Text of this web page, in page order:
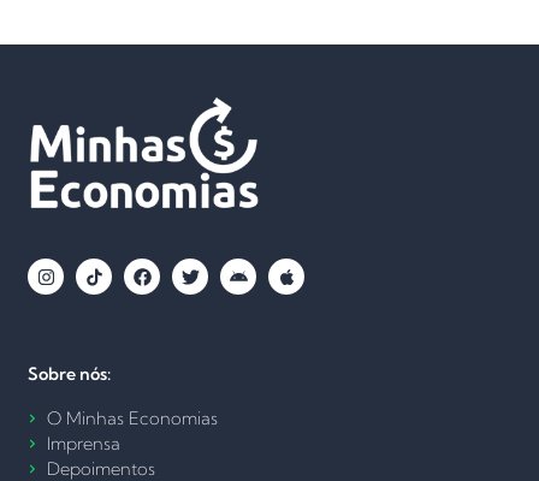
Sobre nós:
O Minhas Economias
Imprensa
Depoimentos